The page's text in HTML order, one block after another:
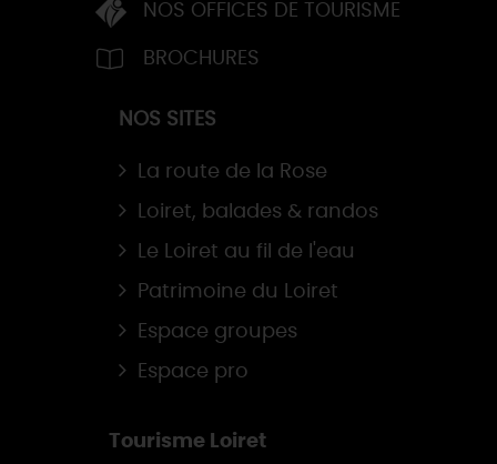
NOS OFFICES DE TOURISME
BROCHURES
NOS SITES
La route de la Rose
Loiret, balades & randos
Le Loiret au fil de l'eau
Patrimoine du Loiret
Espace groupes
Espace pro
Tourisme Loiret